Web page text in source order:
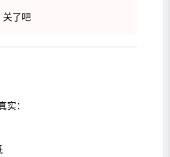
关了吧
：